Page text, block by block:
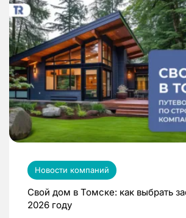
Новости компаний
Свой дом в Томске: как выбрать
2026 году